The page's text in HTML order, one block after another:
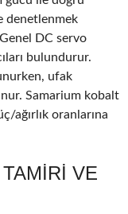
denetlenmek
DC servo
bulundurur.
ufak
Samarium kobalt
ağırlık oranlarına
VE